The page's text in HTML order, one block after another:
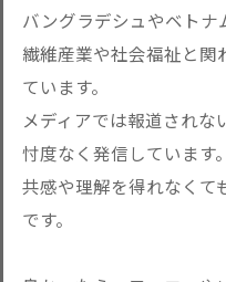
バングラデシュやベトナ
繊維産業や社会福祉と関
ています。
メディアでは報道されな
忖度なく発信しています。
共感や理解を得れなくて
です。